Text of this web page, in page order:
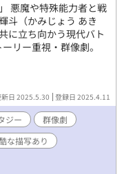
悪魔や特殊能力者と戦
斗（かみじょう あき
に立ち向かう現代バト
リー重視・群像劇。
日 2025.5.30 登録日 2025.4.11
ジー
群像劇
な描写あり